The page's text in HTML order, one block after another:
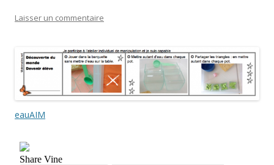
Laisser un commentaire
eauAIM